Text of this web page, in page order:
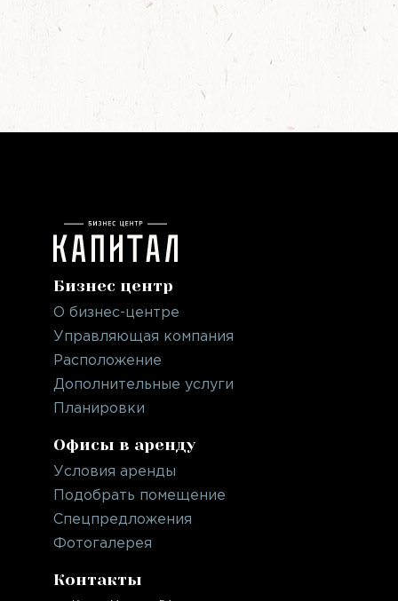
Бизнес центр
О бизнес-центре
Управляющая компания
Расположение
Дополнительные услуги
Планировки
Офисы в аренду
Условия аренды
Подобрать помещение
Спецпредложения
Фотогалерея
Контакты